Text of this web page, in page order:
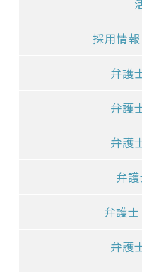
採用情
弁護
弁護
弁護
弁
弁護
弁護